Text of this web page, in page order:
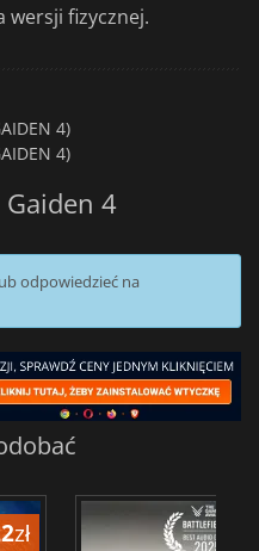
wersji fizycznej.
4)
4)
4
odpowiedzieć na
zł